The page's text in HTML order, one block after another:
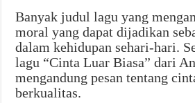
Banyak judul lagu yang
moral yang dapat dijadikan
dalam kehidupan sehari-hari.
lagu “Cinta Luar Biasa” dari
mengandung pesan tentang
berkualitas.